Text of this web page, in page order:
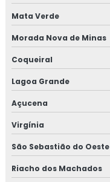
Mata Verde
Morada Nova de Minas
Coqueiral
Lagoa Grande
Açucena
Virgínia
São Sebastião do Oeste
Riacho dos Machados